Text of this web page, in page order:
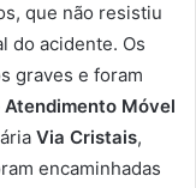
que não resistiu
do acidente. Os
graves e foram
Móvel
Via Cristais,
encaminhadas